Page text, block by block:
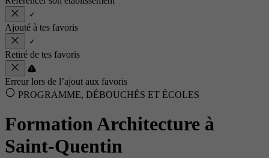
Ajouté à tes favoris
Retiré de tes favoris
Erreur lors de l’ajout aux favoris
PROGRAMME, DÉBOUCHÉS ET ÉCOLES
Formation Architecture à
Saint-Quentin